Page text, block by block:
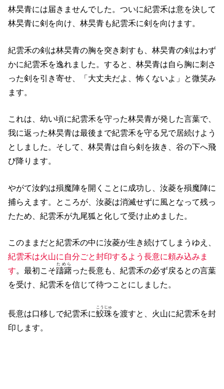
林旲青には届きませんでした。ついに紀雲禾は意を決して
林旲青に剣を向け、林旲青も紀雲禾に剣を向けます。
紀雲禾の剣は林旲青の胸を突き刺すも、林旲青の剣はわず
かに紀雲禾を逸れました。すると、林旲青は自ら胸に刺さ
った剣を引き寄せ、「大丈夫だよ、怖くないよ」と微笑み
ます。
これは、幼い頃に紀雲禾を守った林旲青が発した言葉で、
我に返った林旲青は最後まで紀雲禾を守る兄で居続けよう
としました。そして、林旲青は自ら剣を抜き、谷の下へ飛
び降ります。
やがて汝釣は殞魔陣を開くことに成功し、汝菱を殞魔陣に
捕らえます。ところが、汝菱は消滅せずに風となって残っ
たため、紀雲禾が九尾狐と化して受け止めました。
このままだと紀雲禾の中に汝菱が生き続けてしまうゆえ、
紀雲禾は火山に自分ごと封印するよう長意に頼み込みま
す。最初こそ躊躇
ためら
った長意も、紀雲禾の必ず戻るとの言葉
を受け、紀雲禾を信じて待つことにしました。
長意は口移しで紀雲禾に鮫珠
こうじゅ
を渡すと、火山に紀雲禾を封
印します。